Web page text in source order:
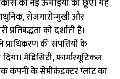
की नई ऊँचाइयों को छूए। यह
रोजगारोन्मुखी और
को दर्शाती है।
प्राधिकरण की संपत्तियों के
मेडिसिटी, फार्मास्यूटिकल
कंपनी के सेमीकंडक्टर प्लांट का